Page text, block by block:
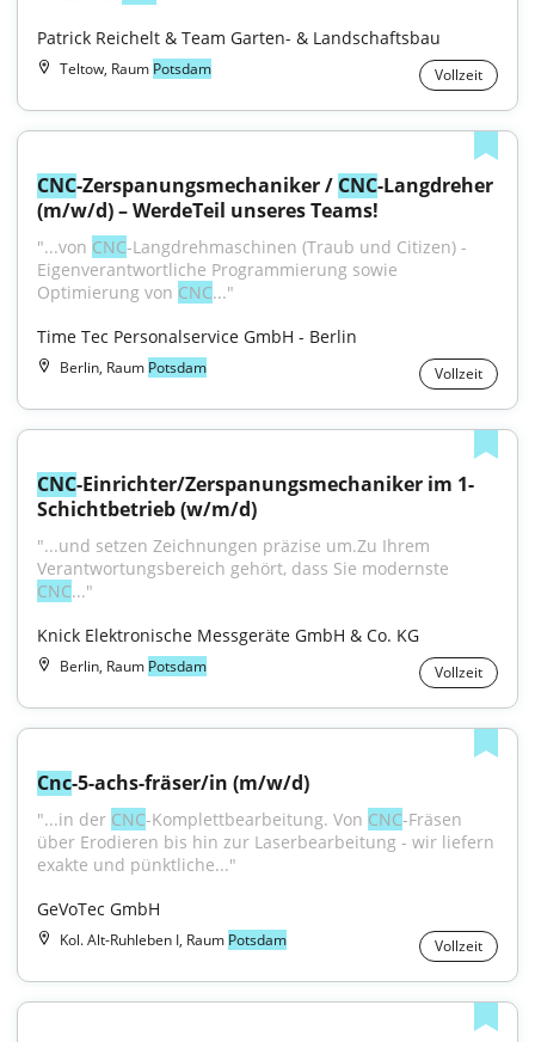
Patrick Reichelt & Team Garten- & Landschaftsbau
Teltow, Raum Potsdam Vollzeit
CNC-Zerspanungsmechaniker / CNC-Langdreher
(m/w/d) – WerdeTeil unseres Teams!
"...von CNC-Langdrehmaschinen (Traub und Citizen) -
Eigenverantwortliche Programmierung sowie
Optimierung von CNC..."
Time Tec Personalservice GmbH - Berlin
Berlin, Raum Potsdam Vollzeit
CNC-Einrichter/Zerspanungsmechaniker im 1-
Schichtbetrieb (w/m/d)
"...und setzen Zeichnungen präzise um.Zu Ihrem
CNC..."
Knick Elektronische Messgeräte GmbH & Co. KG
Berlin, Raum Potsdam Vollzeit
Cnc-5-achs-fräser/in (m/w/d)
"...in der CNC-Komplettbearbeitung. Von CNC-Fräsen
über Erodieren bis hin zur Laserbearbeitung - wir liefern
exakte und pünktliche..."
GeVoTec GmbH
Kol. Alt-Ruhleben I, Raum Potsdam Vollzeit